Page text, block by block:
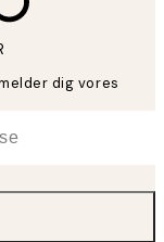
dig vores